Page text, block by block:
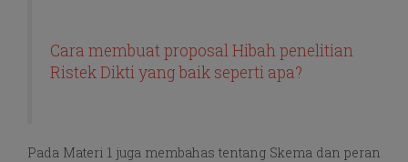
Cara membuat proposal Hibah penelitian
Ristek Dikti yang baik seperti apa?
Pada Materi 1 juga membahas tentang Skema dan peran